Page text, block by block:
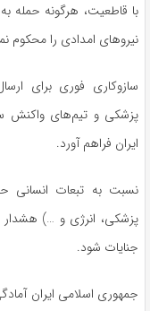
با قاطعیت، هرگونه حمله
نیروهای امدادی را محکوم
سازوکاری فوری برای
ایران فراهم آورد.
نسبت به تبعات انسانی
پزشکی، انرژی و …) هشدار
جنایات شود.
جمهوری اسلامی ایران